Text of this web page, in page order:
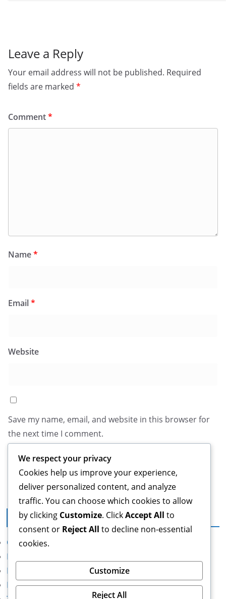
Leave a Reply
Your email address will not be published. Required
fields are marked *
Comment*
Name*
Email*
Website
Save my name, email, and website in this browser for
the next time I comment.
Informații legale
Contact
Despre
Preferințe cookie
Politica de confidențialitate
We respect your privacy
Cookies help us improve your experience,
deliver personalized content, and analyze
traffic. You can choose which cookies to allow
by clicking Customize. ClickAccept All to
consent or Reject All to decline non-essential
cookies.
Customize
Reject All